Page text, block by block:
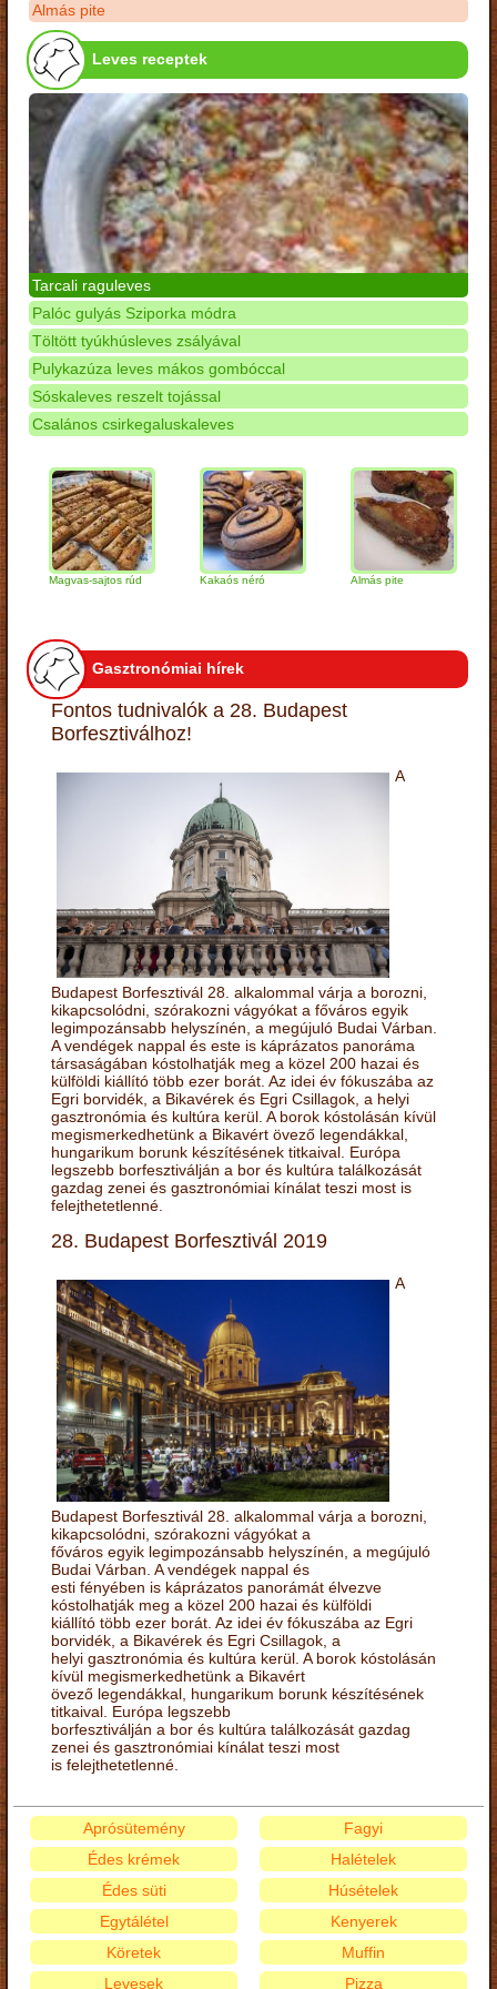
Almás pite
Leves receptek
Tarcali raguleves
Palóc gulyás Sziporka módra
Töltött tyúkhúsleves zsályával
Pulykazúza leves mákos gombóccal
Sóskaleves reszelt tojással
Csalános csirkegaluskaleves
Magvas-sajtos rúd Kakaós néró Almás pite
Gasztronómiai hírek
Fontos tudnivalók a 28. Budapest
Borfesztiválhoz!
A
Budapest Borfesztivál 28. alkalommal várja a borozni,
kikapcsolódni, szórakozni vágyókat a főváros egyik
legimpozánsabb helyszínén, a megújuló Budai Várban.
A vendégek nappal és este is káprázatos panoráma
társaságában kóstolhatják meg a közel 200 hazai és
külföldi kiállító több ezer borát. Az idei év fókuszába az
Egri borvidék, a Bikavérek és Egri Csillagok, a helyi
gasztronómia és kultúra kerül. A borok kóstolásán kívül
megismerkedhetünk a Bikavért övező legendákkal,
hungarikum borunk készítésének titkaival. Európa
legszebb borfesztiválján a bor és kultúra találkozását
gazdag zenei és gasztronómiai kínálat teszi most is
felejthetetlenné.
28. Budapest Borfesztivál 2019
A
Budapest Borfesztivál 28. alkalommal várja a borozni,
kikapcsolódni, szórakozni vágyókat a
főváros egyik legimpozánsabb helyszínén, a megújuló
Budai Várban. A vendégek nappal és
esti fényében is káprázatos panorámát élvezve
kóstolhatják meg a közel 200 hazai és külföldi
kiállító több ezer borát. Az idei év fókuszába az Egri
borvidék, a Bikavérek és Egri Csillagok, a
helyi gasztronómia és kultúra kerül. A borok kóstolásán
kívül megismerkedhetünk a Bikavért
övező legendákkal, hungarikum borunk készítésének
titkaival. Európa legszebb
borfesztiválján a bor és kultúra találkozását gazdag
zenei és gasztronómiai kínálat teszi most
is felejthetetlenné.
Aprósütemény
Édes krémek
Édes süti
Egytálétel
Fagyi
Halételek
Húsételek
Kenyerek
Köretek
Levesek
Muffin
Pizza